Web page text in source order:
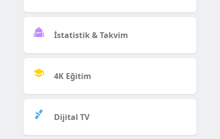
İstatistik & Takvim
4K Eğitim
Dijital TV